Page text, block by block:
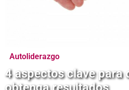
Autoliderazgo
4 aspectos clave para